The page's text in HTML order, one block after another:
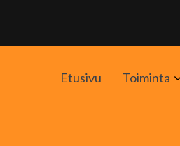
Etusivu Toiminta